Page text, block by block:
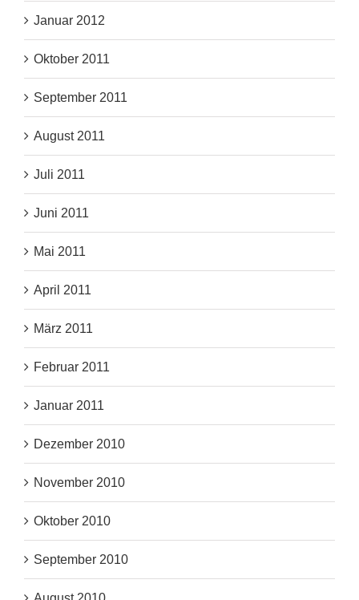
Januar 2012
Oktober 2011
September 2011
August 2011
Juli 2011
Juni 2011
Mai 2011
April 2011
März 2011
Februar 2011
Januar 2011
Dezember 2010
November 2010
Oktober 2010
September 2010